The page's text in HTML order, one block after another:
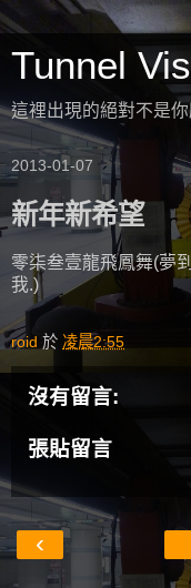
Tunnel
這裡出現的絕對不是
2013-01-07
新年新希望
零柒叁壹龍飛鳳舞(夢
我.)
roid 於 凌晨2:55
沒有留言:
張貼留言
‹